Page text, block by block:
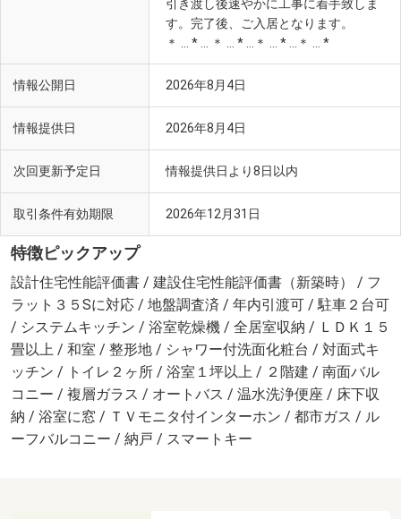
引き渡し後速やかに工事に着手致しま
す。完了後、ご入居となります。
＊ … * … ＊ … * …＊ … * …＊ … *
情報公開日 2026年8月4日
情報提供日 2026年8月4日
次回更新予定日 情報提供日より8日以内
取引条件有効期限 2026年12月31日
特徴ピックアップ
設計住宅性能評価書 / 建設住宅性能評価書（新築時） / フ
ラット３５Sに対応 / 地盤調査済 / 年内引渡可 / 駐車２台可
/ システムキッチン / 浴室乾燥機 / 全居室収納 / ＬＤＫ１５
畳以上 / 和室 / 整形地 / シャワー付洗面化粧台 / 対面式キ
ッチン / トイレ２ヶ所 / 浴室１坪以上 / ２階建 / 南面バル
コニー / 複層ガラス / オートバス / 温水洗浄便座 / 床下収
納 / 浴室に窓 / ＴＶモニタ付インターホン / 都市ガス / ル
ーフバルコニー / 納戸 / スマートキー